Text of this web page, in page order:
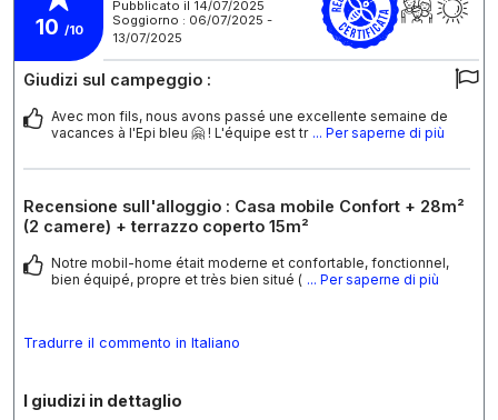
10 /10
Pubblicato il 14/07/2025
Soggiorno : 06/07/2025 -
13/07/2025
Giudizi sul campeggio :
Avec mon fils, nous avons passé une excellente semaine de
vacances à l'Epi bleu 🤗 ! L'équipe est tr ... Per saperne di più
Recensione sull'alloggio : Casa mobile Confort + 28m²
(2 camere) + terrazzo coperto 15m²
Notre mobil-home était moderne et confortable, fonctionnel,
bien équipé, propre et très bien situé ( ... Per saperne di più
Tradurre il commento in Italiano
I giudizi in dettaglio